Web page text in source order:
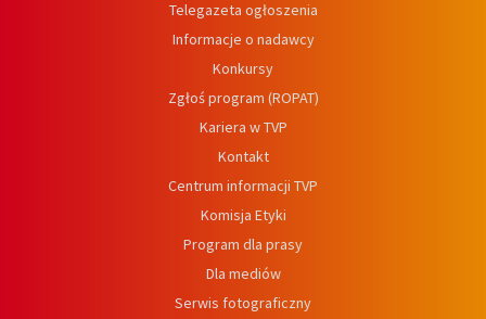
Telegazeta ogłoszenia
Informacje o nadawcy
Konkursy
Zgłoś program (ROPAT)
Kariera w TVP
Kontakt
Centrum informacji TVP
Komisja Etyki
Program dla prasy
Dla mediów
Serwis fotograficzny